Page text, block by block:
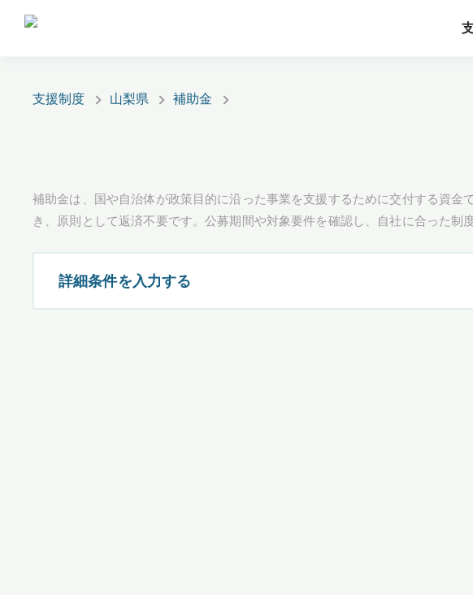
支援制度 山梨県 補助金
補助金は、国や自治体が政策目的に沿った事業を支援するために交付する資
き、原則として返済不要です。公募期間や対象要件を確認し、自社に合った制
詳細条件を入力する